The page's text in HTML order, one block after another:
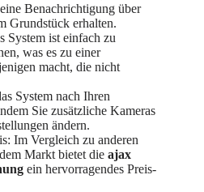
Benachrichtigung über
Grundstück erhalten.
System ist einfach zu
was es zu einer
macht, die nicht
System nach Ihren
Sie zusätzliche Kameras
ändern.
Im Vergleich zu anderen
Markt bietet die ajax
ein hervorragendes Preis-